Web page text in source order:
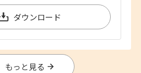
ダウンロード
もっと見る